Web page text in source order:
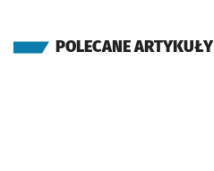
POLECANE ARTYKUŁY